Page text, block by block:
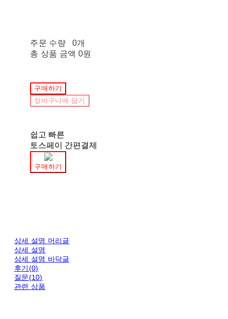
주문 수량
0개
총 상품 금액 0원
구매하기
장바구니에 담기
쉽고 빠른
토스페이 간편결제
구매하기
상세 설명 머리글
상세 설명
상세 설명 바닥글
후기(0)
질문(10)
관련 상품